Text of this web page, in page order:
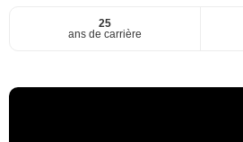
25
ans de carrière